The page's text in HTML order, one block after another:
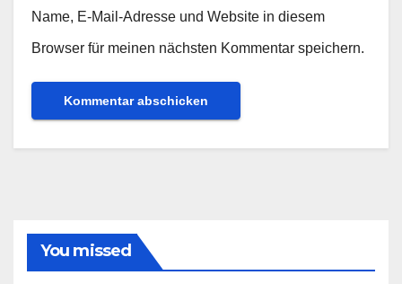
Name, E-Mail-Adresse und Website in diesem
Browser für meinen nächsten Kommentar speichern.
You missed